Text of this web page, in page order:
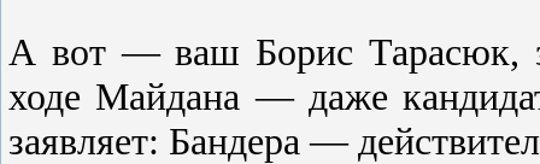
А вот — ваш Борис Тарасюк,
ходе Майдана — даже
заявляет: Бандера —